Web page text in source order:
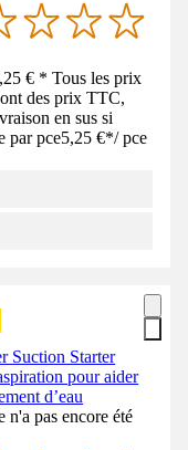
€ * Tous les prix
des prix TTC,
en sus si
par pce5,25 €*/ pce
Suction Starter
pour aider
d’eau
n'a pas encore été